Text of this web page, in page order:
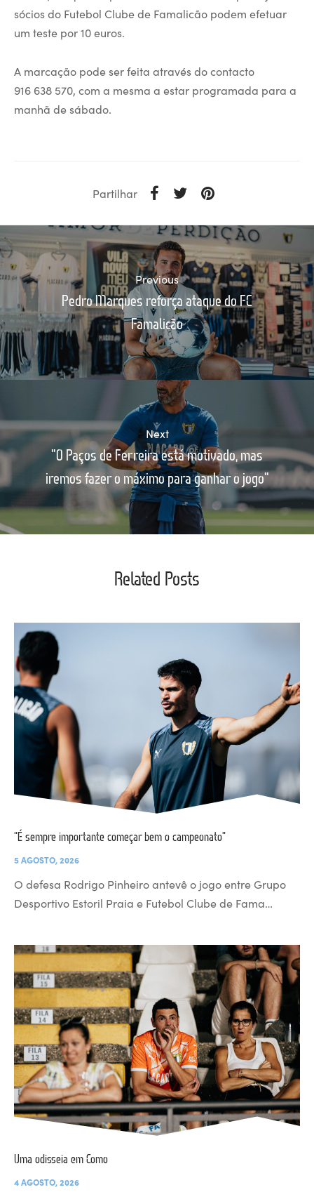
sócios do Futebol Clube de Famalicão podem efetuar
um teste por 10 euros.
A marcação pode ser feita através do contacto
916 638 570, com a mesma a estar programada para a
manhã de sábado.
Partilhar
Previous
Pedro Marques reforça ataque do FC
Famalicão
Next
"O Paços de Ferreira está motivado, mas
iremos fazer o máximo para ganhar o jogo"
Related Posts
“É sempre importante começar bem o campeonato”
5 AGOSTO, 2026
O defesa Rodrigo Pinheiro antevê o jogo entre Grupo
Desportivo Estoril Praia e Futebol Clube de Fama…
Uma odisseia em Como
4 AGOSTO, 2026